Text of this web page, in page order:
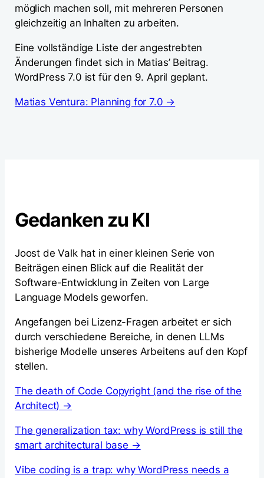
möglich machen soll, mit mehreren Personen
gleichzeitig an Inhalten zu arbeiten.
Eine vollständige Liste der angestrebten
Änderungen findet sich in Matias’ Beitrag.
WordPress 7.0 ist für den 9. April geplant.
Matias Ventura: Planning for 7.0 →
Gedanken zu KI
Joost de Valk hat in einer kleinen Serie von
Beiträgen einen Blick auf die Realität der
Software-Entwicklung in Zeiten von Large
Language Models geworfen.
Angefangen bei Lizenz-Fragen arbeitet er sich
durch verschiedene Bereiche, in denen LLMs
bisherige Modelle unseres Arbeitens auf den Kopf
stellen.
The death of Code Copyright (and the rise of the
Architect) →
The generalization tax: why WordPress is still the
smart architectural base →
Vibe coding is a trap: why WordPress needs a